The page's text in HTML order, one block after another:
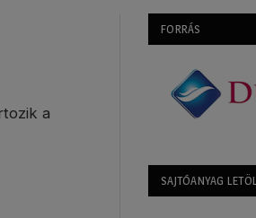
a
FORRÁS
SAJTÓANYAG